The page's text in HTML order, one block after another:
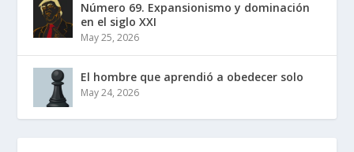
Número 69. Expansionismo y dominación
en el siglo XXI
May 25, 2026
El hombre que aprendió a obedecer solo
May 24, 2026